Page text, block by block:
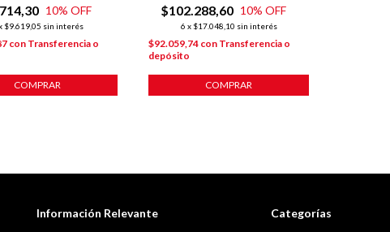
10% OFF
$9.619,05 sin interés
con Transferencia o
COMPRAR
$102.288,60 10% OFF
6 x $17.048,10 sin interés
$92.059,74 con Transferencia o
depósito
COMPRAR
Información Relevante Categorías